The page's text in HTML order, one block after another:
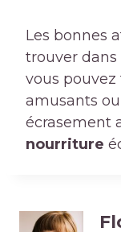
Les bonnes
trouver dans
vous
amusants
écrasement
nourriture